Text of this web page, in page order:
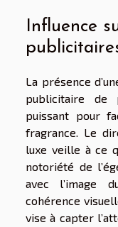
Influence
La présence
publicitaire de
puissant pour
fragrance. Le
luxe veille à ce
notoriété de
avec l’image
cohérence
vise à capter